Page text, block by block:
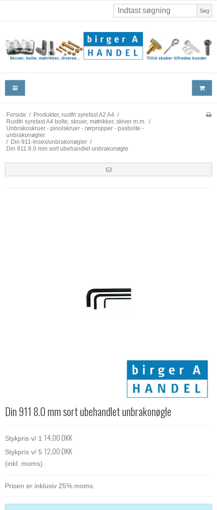
Søg
Forside / Produkter, rustfri syrefast A2 A4 /
Rustfri syrefast A4 bolte, skruer, møtrikker, skiver m.m. /
Unbrakoskruer - pinolskruer - rørpropper - pasbolte -
unbrakonøgler
/ Din 911-Insex/unbrakonøgler /
Din 911 8.0 mm sort ubehandlet unbrakonøgle
Din 911 8.0 mm sort ubehandlet unbrakonøgle
Stykpris v/ 1 14,00 DKK
Stykpris v/ 5 12,00 DKK
(inkl. moms)
Prisen er inklusiv 25% moms.